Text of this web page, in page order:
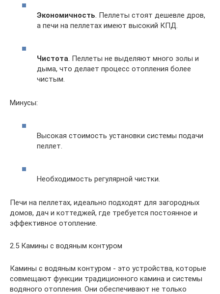
Экономичность . Пеллеты стоят дешевле дров,
а печи на пеллетах имеют высокий КПД.
Чистота . Пеллеты не выделяют много золы и
дыма, что делает процесс отопления более
чистым.
Минусы:
Высокая стоимость установки системы подачи
пеллет.
Необходимость регулярной чистки.
Печи на пеллетах, идеально подходят для загородных
домов, дач и коттеджей, где требуется постоянное и
эффективное отопление.
2.5 Камины с водяным контуром
Камины с водяным контуром - это устройства, которые
совмещают функции традиционного камина и системы
водяного отопления. Они обеспечивают не только